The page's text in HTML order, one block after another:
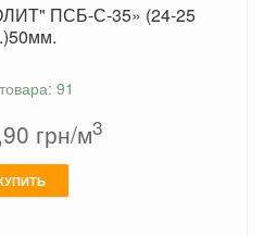
ПСБ-С-35» (24-25
91
грн/м3